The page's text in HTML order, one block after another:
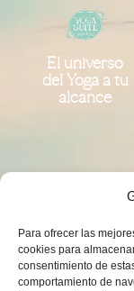
Para ofrecer las
cookies para
consentimiento de
comportamiento de
El universo
del Yoga a tu
alcance